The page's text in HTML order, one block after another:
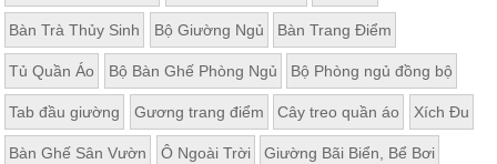
Bàn Trà Thủy Sinh Bộ Giường Ngủ Bàn Trang Điểm
Tủ Quần Áo Bộ Bàn Ghế Phòng Ngủ Bộ Phòng ngủ đồng bộ
Tab đầu giường Gương trang điểm Cây treo quần áo Xích Đu
Bàn Ghế Sân Vườn Ô Ngoài Trời Giường Bãi Biển, Bể Bơi